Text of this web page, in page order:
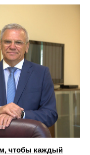
чтобы каждый